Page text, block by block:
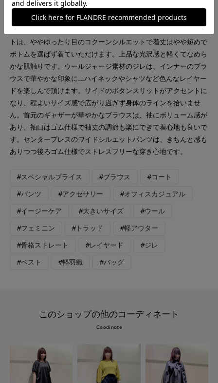
ウス：フリーサイズ【着用カラー】コート：グレー プルオーバ
ージレ：ネイビー ブラウス、パンツ：チャコールグレー 晩
トは、ややゆったり目のコクーンシルエットで着丈はやや短めで
ボトムを選ばず着ていただけます。上品な光沢感と軽くてなめら
かな肌触りです。ウールジャージ素材のジレは、インナーのブラ
ウスで華やかな印象に…ハイネックやシャツなど色んなレイヤー
ドを楽しんで頂けます。サイドのボタンスリットがアクセントに
なり、程よいサイズ感で広がり過ぎず身体のラインを拾いませ
ん。首元のギャザーが華やかなブラウスは、袖にボリューム感が
あり、袖口はゴム仕様で袖丈の調節も楽にできて着心地も良いで
す。センタープレスのワイドシルエットパンツは、きちんと感も
ありつつ後ろゴム仕様でストレスフリーな穿き心地です。
#スペシャルプライス #ブラウス #コート
#パンツ #アクセサリー #オフィスカジュアル
#イージーケア #大きいサイズ #ウール
#フェミニン #トラッド #軽アウター
#骨格ストレート #レイヤード #ジレ
#ベスト #軽羽織 #バッグ
このショップの他のコーディネート
Coodinate